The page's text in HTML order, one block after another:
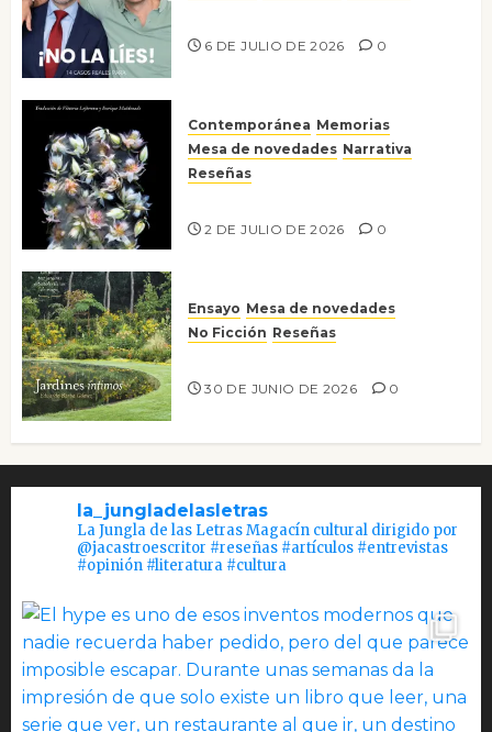
6 DE JULIO DE 2026 0
Contemporánea Memorias
Mesa de novedades Narrativa
Reseñas
2 DE JULIO DE 2026 0
Ensayo Mesa de novedades
No Ficción Reseñas
30 DE JUNIO DE 2026 0
la_jungladelasletras
La Jungla de las Letras Magacín cultural dirigido por
@jacastroescritor #reseñas #artículos #entrevistas
#opinión #literatura #cultura